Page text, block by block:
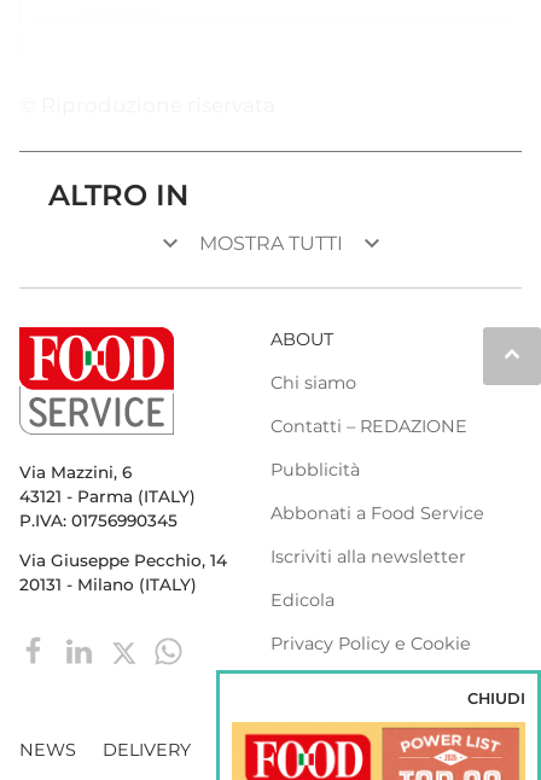
ALTRO IN
keyboard_arrow_down MOSTRA TUTTI keyboard_arrow_down
keyboard_arrow_up
Via Mazzini, 6
43121 - Parma (ITALY)
P.IVA: 01756990345
Via Giuseppe Pecchio, 14
20131 - Milano (ITALY)
ABOUT
Chi siamo
Contatti – REDAZIONE
Pubblicità
Abbonati a Food Service
Iscriviti alla newsletter
Edicola
Privacy Policy e Cookie
NEWS DELIVERY DISTRIBUZIONE
CHIUDI